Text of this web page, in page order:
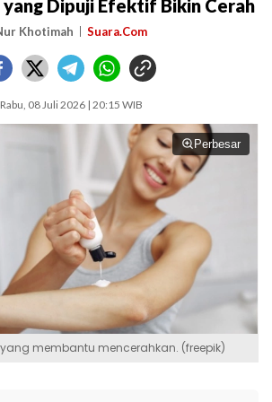
yang Dipuji Efektif Bikin Cerah
Khotimah Suara.Com
Rabu, 08 Juli 2026 | 20:15 WIB
Perbesar
membantu mencerahkan. (freepik)